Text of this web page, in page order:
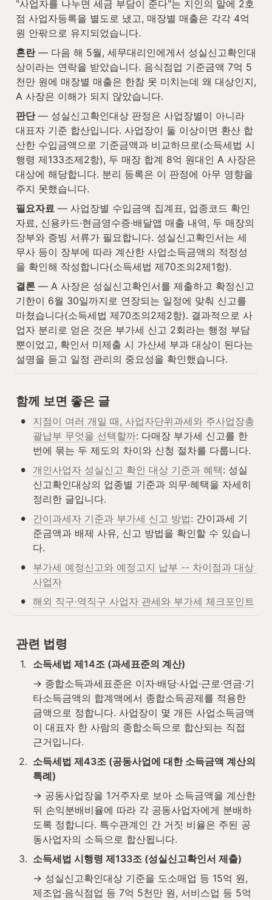
"사업자를 나누면 세금 부담이 준다"는 지인의 말에 2호
점 사업자등록을 별도로 냈고, 매장별 매출은 각각 4억
원 안팎으로 유지되었습니다.
혼란 — 다음 해 5월, 세무대리인에게서 성실신고확인대
상이라는 연락을 받았습니다. 음식점업 기준금액 7억 5
천만 원에 매장별 매출은 한참 못 미치는데 왜 대상인지,
A 사장은 이해가 되지 않았습니다.
판단 — 성실신고확인대상 판정은 사업장별이 아니라
대표자 기준 합산입니다. 사업장이 둘 이상이면 환산 합
산한 수입금액으로 기준금액과 비교하므로(소득세법 시
행령 제133조제2항), 두 매장 합계 8억 원대인 A 사장은
대상에 해당합니다. 분리 등록은 이 판정에 아무 영향을
주지 못했습니다.
필요자료 — 사업장별 수입금액 집계표, 업종코드 확인
자료, 신용카드·현금영수증·배달앱 매출 내역, 두 매장의
장부와 증빙 서류가 필요합니다. 성실신고확인서는 세
무사 등이 장부에 따라 계산한 사업소득금액의 적정성
을 확인해 작성합니다(소득세법 제70조의2제1항).
결론 — A 사장은 성실신고확인서를 제출하고 확정신고
기한이 6월 30일까지로 연장되는 일정에 맞춰 신고를
마쳤습니다(소득세법 제70조의2제2항). 결과적으로 사
업자 분리로 얻은 것은 부가세 신고 2회라는 행정 부담
뿐이었고, 확인서 미제출 시 가산세 부과 대상이 된다는
설명을 듣고 일정 관리의 중요성을 확인했습니다.
함께 보면 좋은 글
•
지점이 여러 개일 때, 사업자단위과세와 주사업장총
괄납부 무엇을 선택할까: 다매장 부가세 신고를 한
번에 묶는 두 제도의 차이와 신청 절차를 다룹니다.
• 개인사업자 성실신고 확인 대상 기준과 혜택: 성실
신고확인대상의 업종별 기준과 의무·혜택을 자세히
정리한 글입니다.
• 간이과세자 기준과 부가세 신고 방법: 간이과세 기
준금액과 배제 사유, 신고 방법을 확인할 수 있습니
다.
•
부가세 예정신고와 예정고지 납부 -- 차이점과 대상
사업자
• 해외 직구·역직구 사업자 관세와 부가세 체크포인트
관련 법령
1.
소득세법 제14조 (과세표준의 계산)
→ 종합소득과세표준은 이자·배당·사업·근로·연금·기
타소득금액의 합계액에서 종합소득공제를 적용한
금액으로 정합니다. 사업장이 몇 개든 사업소득금액
이 대표자 한 사람의 종합소득으로 합산되는 직접
근거입니다.
2. 소득세법 제43조 (공동사업에 대한 소득금액 계산의
특례)
→ 공동사업장을 1거주자로 보아 소득금액을 계산한
뒤 손익분배비율에 따라 각 공동사업자에게 분배하
도록 정합니다. 특수관계인 간 거짓 비율은 주된 공
동사업자의 소득으로 합산됩니다.
3. 소득세법 시행령 제133조 (성실신고확인서 제출)
→ 성실신고확인대상 기준을 도소매업 등 15억 원,
제조업·음식점업 등 7억 5천만 원, 서비스업 등 5억